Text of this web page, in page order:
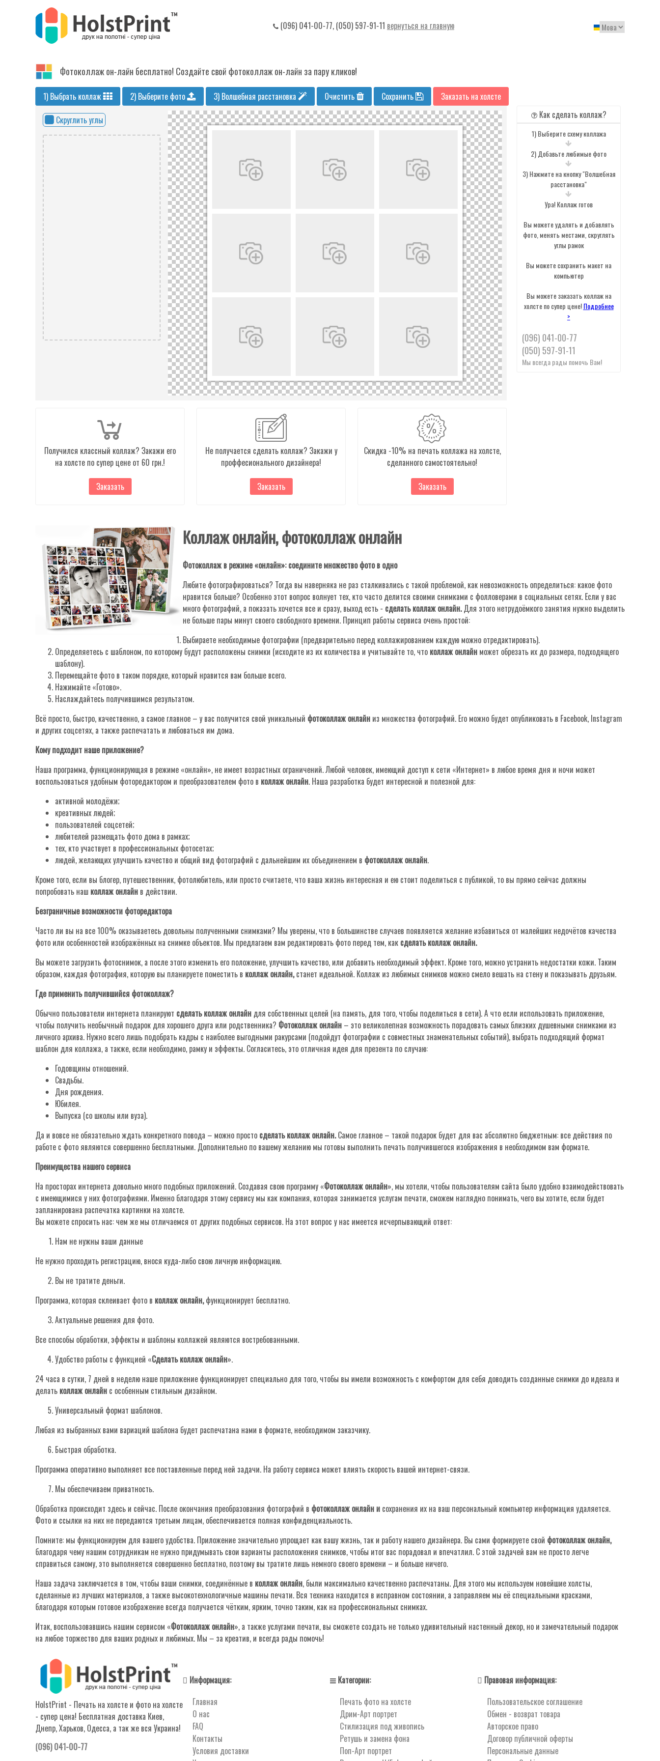
(096) 041-00-77, (050) 597-91-11 вернуться на главную
Фотоколлаж он-лайн бесплатно! Создайте свой фотоколлаж он-лайн за пару кликов!
1) Выбрать коллаж 2) Выберите фото 3) Волшебная расстановка Очистить Сохранить
Заказать на холсте
Скруглить углы
Как сделать коллаж?
1) Выберите схему коллажа
2) Добавьте любимые фото
3) Нажмите на кнопку "Волшебная
расстановка"
Ура! Коллаж готов
Вы можете удалять и добавлять
фото, менять местами, скруглять
углы рамок
Вы можете сохранить макет на
компьютер
Вы можете заказать коллаж на
холсте по супер цене!Подробнее
>
(096) 041-00-77
(050) 597-91-11
Мы всегда рады помочь Вам!
Получился классный коллаж? Закажи его
на холсте по супер цене от 60 грн.!
Заказать
Не получается сделать коллаж? Закажи у
проффесионального дизайнера!
Заказать
Скидка -10% на печать коллажа на холсте,
сделанного самостоятельно!
Заказать
Коллаж онлайн, фотоколлаж онлайн
Фотоколлаж в режиме «онлайн»: соедините множество фото в одно
Любите фотографироваться? Тогда вы наверняка не раз сталкивались с такой проблемой, как невозможность определиться: какое фото
нравится больше? Особенно этот вопрос волнует тех, кто часто делится своими снимками с фолловерами в социальных сетях. Если у вас
много фотографий, а показать хочется все и сразу, выход есть - сделать коллаж онлайн.Для этого нетрудоёмкого занятия нужно выделить
не больше пары минут своего свободного времени. Принцип работы сервиса очень простой:
Выбираете необходимые фотографии (предварительно перед коллажированием каждую можно отредактировать).
Определяетесь с шаблоном, по которому будут расположены снимки (исходите из их количества и учитывайте то, что коллаж онлайн может обрезать их до размера, подходящего
шаблону).
Перемещайте фото в таком порядке, который нравится вам больше всего.
Нажимайте «Готово».
Наслаждайтесь получившимся результатом.
Всё просто, быстро, качественно, а самое главное – у вас получится свой уникальный фотоколлаж онлайн из множества фотографий. Его можно будет опубликовать в Facebook, Instagram
и других соцсетях, а также распечатать и любоваться им дома.
Кому подходит наше приложение?
Наша программа, функционирующая в режиме «онлайн», не имеет возрастных ограничений. Любой человек, имеющий доступ к сети «Интернет» в любое время дня и ночи может
воспользоваться удобным фоторедактором и преобразователем фото в коллаж онлайн. Наша разработка будет интересной и полезной для:
активной молодёжи;
креативных людей;
пользователей соцсетей;
любителей размещать фото дома в рамках;
тех, кто участвует в профессиональных фотосетах;
людей, желающих улучшить качество и общий вид фотографий с дальнейшим их объединением в фотоколлаж онлайн.
Кроме того, если вы блогер, путешественник, фотолюбитель, или просто считаете, что ваша жизнь интересная и ею стоит поделиться с публикой, то вы прямо сейчас должны
попробовать наш коллаж онлайн в действии.
Безграничные возможности фоторедактора
Часто ли вы на все 100% оказываетесь довольны полученными снимками? Мы уверены, что в большинстве случаев появляется желание избавиться от малейших недочётов качества
фото или особенностей изображённых на снимке объектов. Мы предлагаем вам редактировать фото перед тем, как сделать коллаж онлайн.
Вы можете загрузить фотоснимок, а после этого изменить его положение, улучшить качество, или добавить необходимый эффект. Кроме того, можно устранить недостатки кожи. Таким
образом, каждая фотография, которую вы планируете поместить в коллаж онлайн,станет идеальной. Коллаж из любимых снимков можно смело вешать на стену и показывать друзьям.
Где применить получившийся фотоколлаж?
Обычно пользователи интернета планируют сделать коллаж онлайн для собственных целей (на память, для того, чтобы поделиться в сети). А что если использовать приложение,
чтобы получить необычный подарок для хорошего друга или родственника? Фотоколлаж онлайн – это великолепная возможность порадовать самых близких душевными снимками из
личного архива. Нужно всего лишь подобрать кадры с наиболее выгодными ракурсами (подойдут фотографии с совместных знаменательных событий), выбрать подходящий формат
шаблон для коллажа, а также, если необходимо, рамку и эффекты. Согласитесь, это отличная идея для презента по случаю:
Годовщины отношений.
Свадьбы.
Дня рождения.
Юбилея.
Выпуска (со школы или вуза).
Да и вовсе не обязательно ждать конкретного повода – можно просто сделать коллаж онлайн.Самое главное – такой подарок будет для вас абсолютно бюджетным: все действия по
работе с фото являются совершенно бесплатными. Дополнительно по вашему желанию мы готовы выполнить печать получившегося изображения в необходимом вам формате.
Преимущества нашего сервиса
На просторах интернета довольно много подобных приложений. Создавая свою программу «Фотоколлаж онлайн», мы хотели, чтобы пользователям сайта было удобно взаимодействовать
с имеющимися у них фотографиями. Именно благодаря этому сервису мы как компания, которая занимается услугам печати, сможем наглядно понимать, чего вы хотите, если будет
запланирована распечатка картинки на холсте.
Вы можете спросить нас: чем же мы отличаемся от других подобных сервисов. На этот вопрос у нас имеется исчерпывающий ответ:
Нам не нужны ваши данные
Не нужно проходить регистрацию, внося куда-либо свою личную информацию.
Вы не тратите деньги.
Программа, которая склеивает фото в коллаж онлайн,функционирует бесплатно.
Актуальные решения для фото.
Все способы обработки, эффекты и шаблоны коллажей являются востребованными.
Удобство работы с функцией «Сделать коллаж онлайн».
24 часа в сутки, 7 дней в неделю наше приложение функционирует специально для того, чтобы вы имели возможность с комфортом для себя доводить созданные снимки до идеала и
делать коллаж онлайн с особенным стильным дизайном.
Универсальный формат шаблонов.
Любая из выбранных вами вариаций шаблона будет распечатана нами в формате, необходимом заказчику.
Быстрая обработка.
Программа оперативно выполняет все поставленные перед ней задачи. На работу сервиса может влиять скорость вашей интернет-связи.
Мы обеспечиваем приватность.
Обработка происходит здесь и сейчас. После окончания преобразования фотографий в фотоколлаж онлайн и сохранения их на ваш персональный компьютер информация удаляется.
Фото и ссылки на них не передаются третьим лицам, обеспечивается полная конфиденциальность.
Помните: мы функционируем для вашего удобства. Приложение значительно упрощает как вашу жизнь, так и работу нашего дизайнера. Вы сами формируете свой фотоколлаж онлайн,
благодаря чему нашим сотрудникам не нужно придумывать свои варианты расположения снимков, чтобы итог вас порадовал и впечатлил. С этой задачей вам не просто легче
справиться самому, это выполняется совершенно бесплатно, поэтому вы тратите лишь немного своего времени – и больше ничего.
Наша задача заключается в том, чтобы ваши снимки, соединённые в коллаж онлайн, были максимально качественно распечатаны. Для этого мы используем новейшие холсты,
сделанные из лучших материалов, а также высокотехнологичные машины печати. Вся техника находится в исправном состоянии, а заправляем мы её специальными красками,
благодаря которым готовое изображение всегда получается чётким, ярким, точно таким, как на профессиональных снимках.
Итак, воспользовавшись нашим сервисом «Фотоколлаж онлайн», а также услугами печати, вы сможете создать не только удивительный настенный декор, но и замечательный подарок
на любое торжество для ваших родных и любимых. Мы – за креатив, и всегда рады помочь!
HolstPrint - Печать на холсте и фото на холсте
- супер цена! Бесплатная доставка Киев,
Днепр, Харьков, Одесса, а так же вся Украина!
(096) 041-00-77
Информация:
Главная
О нас
FAQ
Контакты
Условия доставки
Категории:
Печать фото на холсте
Дрим-Арт портрет
Стилизация под живопись
Ретушь и замена фона
Поп-Арт портрет
Правовая информация:
Пользовательское соглашение
Обмен - возврат товара
Авторское право
Договор публичной оферты
Персональные данные